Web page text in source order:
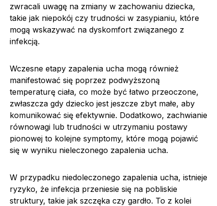
zwracali uwagę na zmiany w zachowaniu dziecka,
takie jak niepokój czy trudności w zasypianiu, które
mogą wskazywać na dyskomfort związanego z
infekcją.
Wczesne etapy zapalenia ucha mogą również
manifestować się poprzez podwyższoną
temperaturę ciała, co może być łatwo przeoczone,
zwłaszcza gdy dziecko jest jeszcze zbyt małe, aby
komunikować się efektywnie. Dodatkowo, zachwianie
równowagi lub trudności w utrzymaniu postawy
pionowej to kolejne symptomy, które mogą pojawić
się w wyniku nieleczonego zapalenia ucha.
W przypadku niedoleczonego zapalenia ucha, istnieje
ryzyko, że infekcja przeniesie się na pobliskie
struktury, takie jak szczęka czy gardło. To z kolei